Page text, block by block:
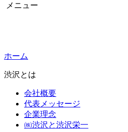
メニュー
ホーム
渋沢とは
会社概要
代表メッセージ
企業理念
㈱渋沢と渋沢栄一